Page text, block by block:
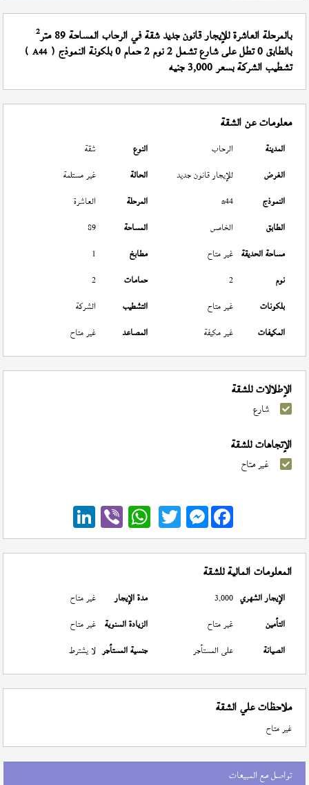
بالمرحلة العاشرة للإيجار قانون جديد شقة في الرحاب المساحة 89 متر 2
بالطابق 0 تطل على شارع تشمل 2 نوم 2 حمام 0 بلكونة النموذج ( A44
)
تشطيب الشركة بسعر 3,000 جنيه
معلومات عن الشقة
المدينة الرحاب النوع
شقة
الغرض
للإيجار قانون جديد الحالة
غير مستلمة
النموذج
a44 المرحلة
العاشرة
الطابق
الخامس المساحة
89
مساحة الحديقة غير متاح مطابخ
1
نوم
2 حمامات
2
بلكونات
غير متاح التشطيب
الشركة
المكيفات
غير مكيفة المصاعد غير متاح
الإطلالات للشقة
شارع
الإتجاهات للشقة
غير متاح
Messenger
المعلومات المالية للشقة
الإيجار الشهري 3,000 مدة الإيجار
غير متاح
التأمين
غير متاح الزيادة السنوية غير متاح
الصيانة
على المستأجر جنسية المستأجر لا يشترط
ملاحظات علي الشقة
غير متاح
تواصل مع المبيعات